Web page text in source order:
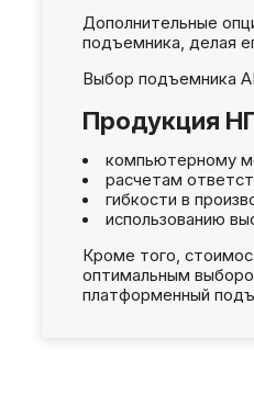
Дополнительные
подъемника, делая
Выбор подъемника
Продукция
компьютерному
расчетам
гибкости в
использованию
Кроме того,
оптимальным
платформенный